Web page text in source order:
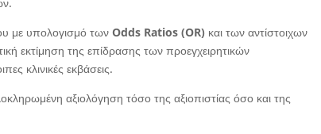
με υπολογισμό τωνOdds Ratios (OR) και των αντίστοιχων
εκτίμηση της επίδρασης των προεγχειρητικών
κλινικές εκβάσεις.
αξιολόγηση τόσο της αξιοπιστίας όσο και της